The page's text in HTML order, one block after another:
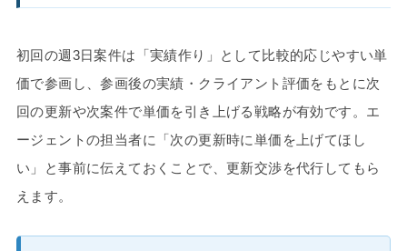
初回の週3日案件は「実績作り」として比較的応じやすい単
価で参画し、参画後の実績・クライアント評価をもとに次
回の更新や次案件で単価を引き上げる戦略が有効です。エ
ージェントの担当者に「次の更新時に単価を上げてほし
い」と事前に伝えておくことで、更新交渉を代行してもら
えます。